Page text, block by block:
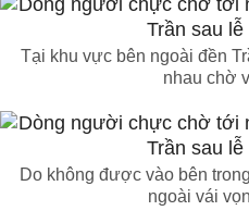
Tại khu vực bên ngoài đền
nhau chờ
Do không được vào bên
ngoài vái